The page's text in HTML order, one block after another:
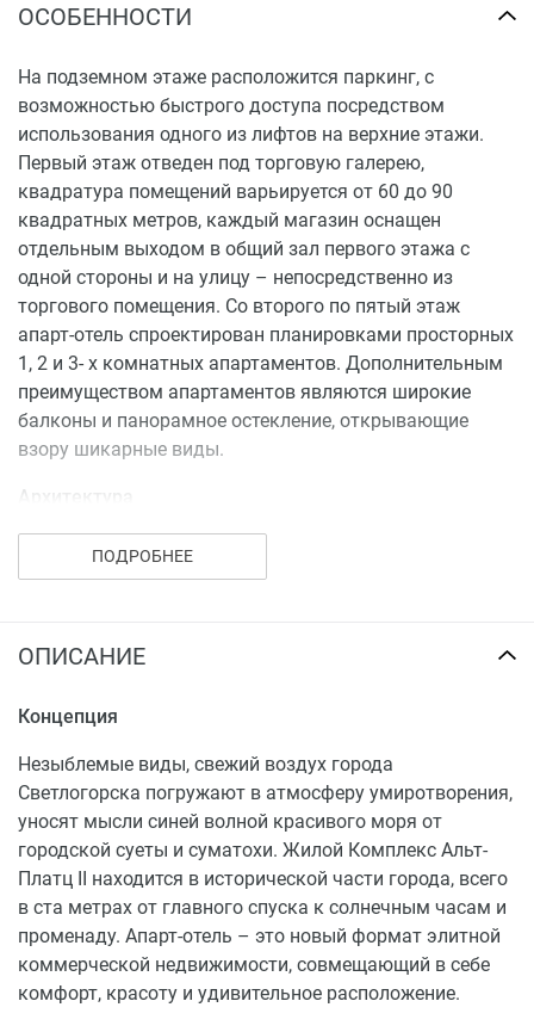
ОСОБЕННОСТИ
На подземном этаже расположится паркинг, с
возможностью быстрого доступа посредством
использования одного из лифтов на верхние этажи.
Первый этаж отведен под торговую галерею,
квадратура помещений варьируется от 60 до 90
квадратных метров, каждый магазин оснащен
отдельным выходом в общий зал первого этажа с
одной стороны и на улицу – непосредственно из
торгового помещения. Со второго по пятый этаж
апарт-отель спроектирован планировками просторных
1, 2 и 3- х комнатных апартаментов. Дополнительным
преимуществом апартаментов являются широкие
балконы и панорамное остекление, открывающие
взору шикарные виды.
Архитектура
Разнообразные фасадные элементы и доминанты-
великолепно вписываясь в окружающую среду и
ПОДРОБНЕЕ
ОПИСАНИЕ
Концепция
Незыблемые виды, свежий воздух города
Светлогорска погружают в атмосферу умиротворения,
уносят мысли синей волной красивого моря от
городской суеты и суматохи. Жилой Комплекс Альт-
Платц II находится в исторической части города, всего
в ста метрах от главного спуска к солнечным часам и
променаду. Апарт-отель – это новый формат элитной
коммерческой недвижимости, совмещающий в себе
комфорт, красоту и удивительное расположение.